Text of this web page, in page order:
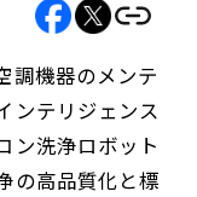
調機器のメンテ
ンテリジェンス
ン洗浄ロボット
の高品質化と標